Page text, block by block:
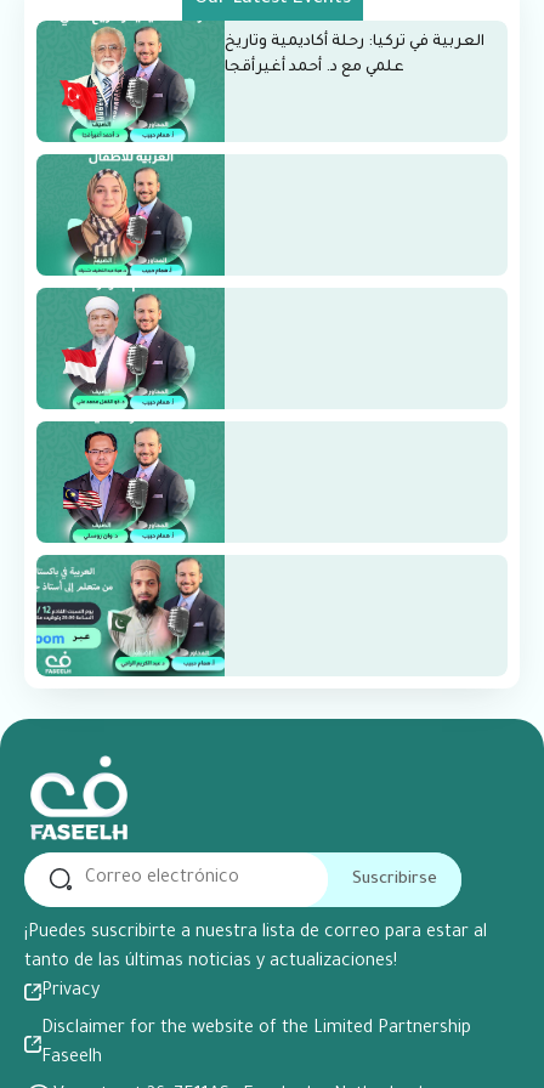
العربية في تركيا: رحلة أكاديمية وتاريخ
علمي مع د. أحمد أغيرأقجا
Suscribirse
¡Puedes suscribirte a nuestra lista de correo para estar al
tanto de las últimas noticias y actualizaciones!
Privacy
Disclaimer for the website of the Limited Partnership
Faseelh